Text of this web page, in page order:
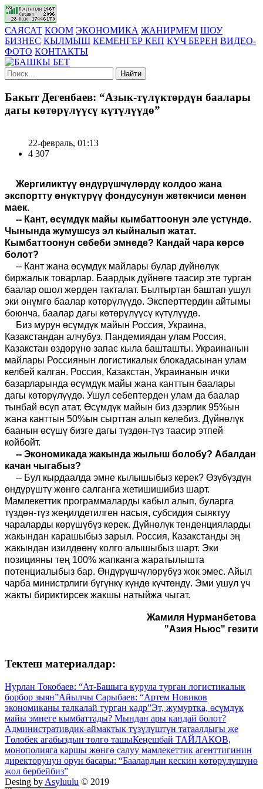
САЯСАТ КООМ ЭКОНОМИКА ЖАНИРМЕМ ШОУ
БИЗНЕС КЫЛМЫШ КЕМЕНГЕР КЕП КҮЧ БЕРЕН ВИДЕО-
ФОТО КОНТАКТЫ
Найти
Бакыт Дегенбаев: “Азык-түлүктөрдүн баалары
дагы көтөрүлүүсү күтүлүүдө”
22-февраль, 01:13
4 307
Жергиликтүү өндүрүшчүлөрдү колдоо жана
экспортту өнүктүрүү фондусунун жетекчиси менен
маек.
-- Кант, өсүмдүк майы кымбаттоонун эле үстүндө.
Чынында жумушсуз эл кыйналып жатат.
Кымбаттоонун себеби эмнеде? Кандай чара көрсө
болот?
-- Кант жана өсүмдүк майлары булар дүйнөлүк
биржалык товарлар. Баардык дүйнөгө таасир эте турган
баалар ошол жерден такталат. Былтыртан баштап ушул
эки өнүмгө баалар көтөрүлүүдө. Эксперттердин айтымы
боюнча, баалар дагы көтөрүлүүсү күтүлүүдө.
Биз мурун өсүмдүк майын Россия, Украина,
Казакстандан алчубуз. Пандемиядан улам Россия,
Казакстан өздөрүнө запас кыла башташты. Украинанын
майлары Россиянын логистикалык блокадасынан улам
келбей калган. Россия, Казакстан, Украинанын ички
базарларында өсүмдүк майы жана канттын баалары
дагы көтөрүлүүдө. Ушул себептерден улам да баалар
тынбай өсүп атат. Өсүмдүк майын биз дээрлик 95%ын
жана канттын 50%ын сырттан алып келебиз. Дүйнөлүк
баанын өсүшү бизге дагы түздөн-түз таасир этпей
койбойт.
-- Экономикадажакында жылыш болобу? Абалдан
качан чыгабыз?
-- Бул кырдаалда эмне кылышыбыз керек? Өзүбүздүн
өндүрүштү жөнгө салганга жетишишибиз шарт.
Мамлекеттик программаларды кабыл алып, буларга
түздөн-түз жеңилдетилген насыя, субсидия сыяктуу
чараларды көрүшүбүз керек. Дүйнөлүк тенденцияларды
жакындан карашыбыз зарыл. Россия, Казакстанды эң
жакындан изилдөөнү колго алышыбыз шарт. Эки
позицияны тең 100% жапканга жаратылышта
потенциалыбыз бар. Өндүрүшчүлөрүбүз жок эмес. Айыл
чарба министрлиги бүгүнкү күндө күчтөндү. Эми ушул үч
жакты бириктирсек жакшы натыйжа чыгат.
Жамиля Нурманбетова
"Азия Ньюс" гезити
Тектеш материалдар:
Нурлан Токобаев: “Ат-Башыга курула турган логистикалык
борбор зыян”Айылчы Сарыбаев: “Артем Новиков
экономиканы талкалай турган кадр”Эт, жумуртка, өсүмдүк
майы эмнеге кымбаттады? Мындан ары кандай болот?
Административдик-аймактык түзүлүштүн татаалдыгы же
Төлөбек агабыздын төлгө ташыКеңешбай ТАЙЛАКОВ,
монополияга каршы жөнгө салуу мамлекеттик агенттигинин
директорунун орун басары: “Баалардын кескин көтөрүлүшүнө
жол бербейбиз”
Desing by Asyluulu © 2019